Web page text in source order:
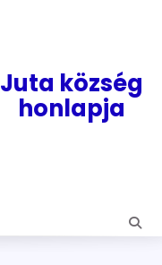
Juta község
honlapja